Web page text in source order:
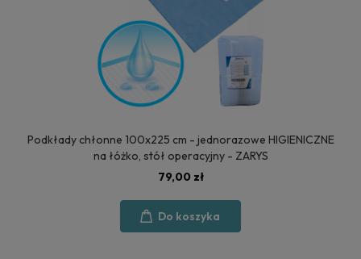
Podkłady chłonne 100x225 cm - jednorazowe HIGIENICZNE
na łóżko, stół operacyjny - ZARYS
79,00 zł
Do koszyka